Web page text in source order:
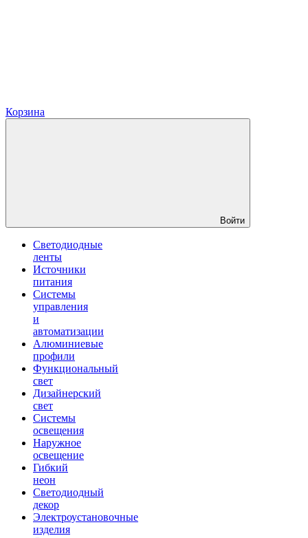
Корзина
Войти
Светодиодные
ленты
Источники
питания
Системы
управления
и
автоматизации
Алюминиевые
профили
Функциональный
свет
Дизайнерский
свет
Системы
освещения
Наружное
освещение
Гибкий
неон
Светодиодный
декор
Электроустановочные
изделия